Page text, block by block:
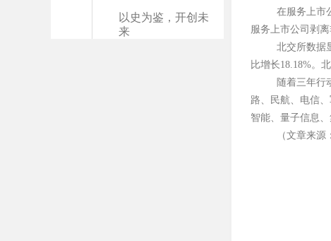
以史为鉴，开创未
来
在服务上市
服务上市公司剥
北交所数据
比增长18.18%。
随着三年行
路、民航、电信
智能、量子信息
（文章来